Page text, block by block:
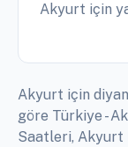
Akyurt için
Akyurt için
göre Türkiye -
Saatleri,